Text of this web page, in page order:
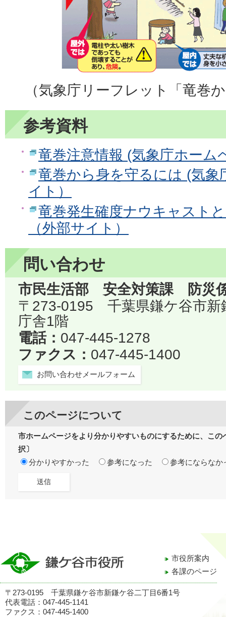
（気象庁リーフレット「竜巻
参考資料
竜巻注意情報 (気象庁ホーム
竜巻から身を守るには (気象
イト）
竜巻発生確度ナウキャスト
（外部サイト）
問い合わせ
市民生活部 安全対策課 防災
〒273-0195 千葉県鎌ケ谷市
庁舎1階
電話： 047-445-1278
ファクス： 047-445-1400
お問い合わせメールフォーム
このページについて
市ホームページをより分かりやすいものにするために、こ
択〕
分かりやすかった
参考になった 参考にならなか
市役所案内
各課のページ
〒273-0195 千葉県鎌ケ谷市新鎌ケ谷二丁目6番1号
代表電話：047-445-1141
ファクス：047-445-1400